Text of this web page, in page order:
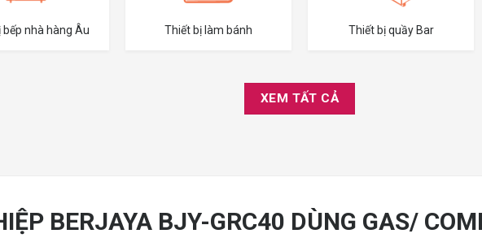
bếp nhà hàng Âu Thiết bị làm bánh Thiết bị quầy Bar
XEM TẤT CẢ
BERJAYA BJY-GRC40 DÙNG GAS/